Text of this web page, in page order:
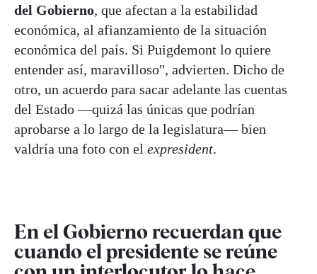
del Gobierno, que afectan a la estabilidad
económica, al afianzamiento de la situación
económica del país. Si Puigdemont lo quiere
entender así, maravilloso", advierten. Dicho de
otro, un acuerdo para sacar adelante las cuentas
del Estado —quizá las únicas que podrían
aprobarse a lo largo de la legislatura— bien
valdría una foto con el expresident.
En el Gobierno recuerdan que
cuando el presidente se reúne